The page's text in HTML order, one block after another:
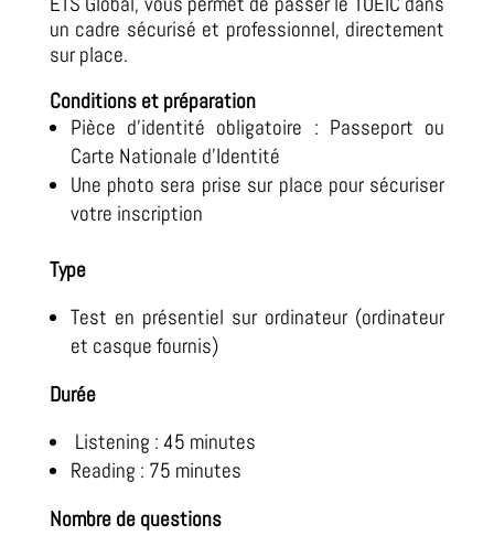
un cadre sécurisé et professionnel, directement
sur place.
Conditions et préparation
Pièce d’identité obligatoire : Passeport ou
Carte Nationale d’Identité
Une photo sera prise sur place pour sécuriser
votre inscription
Type
Test en présentiel sur ordinateur (ordinateur
et casque fournis)
Durée
Listening : 45 minutes
Reading : 75 minutes
Nombre de questions